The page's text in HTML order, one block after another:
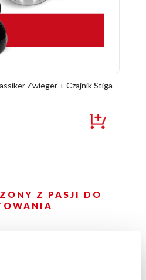
Zwieger + Czajnik Stiga
Z PASJI DO